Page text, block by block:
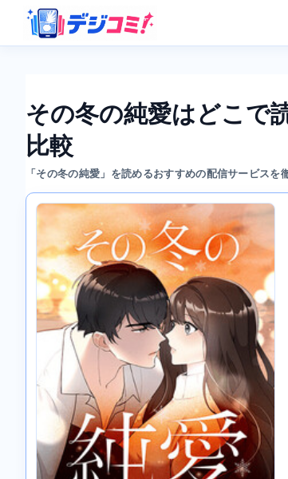
その冬の純愛はどこで
比較
「その冬の純愛」を読めるおすすめの配信サービス